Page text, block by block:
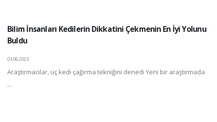
Bilim İnsanları Kedilerin Dikkatini Çekmenin En İyi Yolunu
Buldu
03.06.2023
Araştırmacılar, üç kedi çağırma tekniğini denedi Yeni bir araştırmada
...